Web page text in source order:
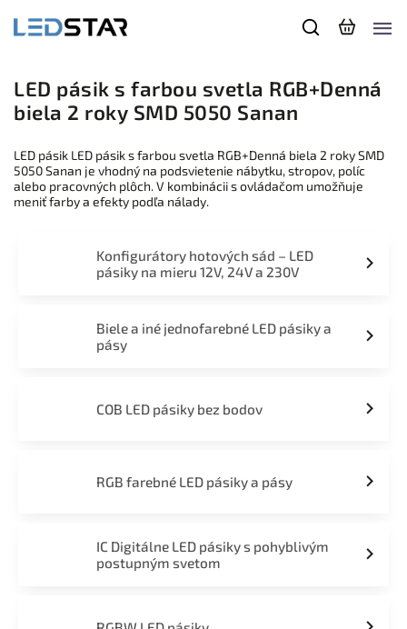
LED pásik s farbou svetla RGB+Denná
biela 2 roky SMD 5050 Sanan
LED pásik LED pásik s farbou svetla RGB+Denná biela 2 roky SMD
5050 Sanan je vhodný na podsvietenie nábytku, stropov, políc
alebo pracovných plôch. V kombinácii s ovládačom umožňuje
meniť farby a efekty podľa nálady.
Konfigurátory hotových sád – LED
pásiky na mieru 12V, 24V a 230V
Biele a iné jednofarebné LED pásiky a
pásy
COB LED pásiky bez bodov
RGB farebné LED pásiky a pásy
IC Digitálne LED pásiky s pohyblivým
postupným svetom